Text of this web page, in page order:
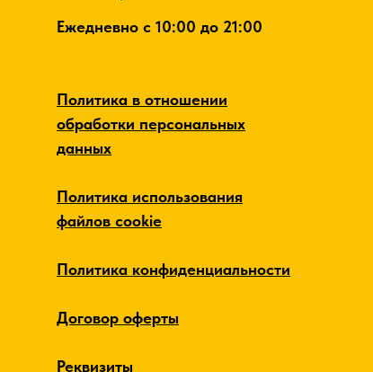
Ежедневно c 10:00 до 21:00
Политика в отношении
обработки персональных
данных
Политика использования
файлов cookie
Политика конфиденциальности
Договор оферты
Реквизиты